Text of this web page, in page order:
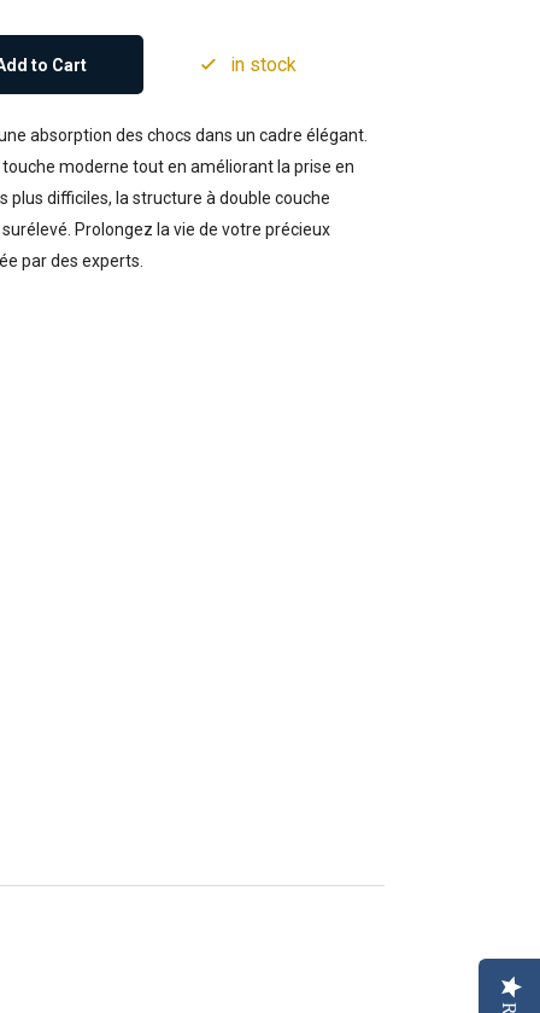
to Cart in stock
absorption des chocs dans un cadre élégant.
moderne tout en améliorant la prise en
plus difficiles, la structure à double couche
Prolongez la vie de votre précieux
par des experts.